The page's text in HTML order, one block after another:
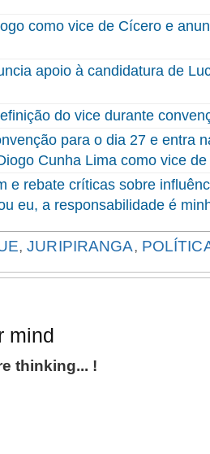
como vice de Cícero e
apoio à candidatura de
do vice durante
para o dia 27 e entra
Cunha Lima como vice
e rebate críticas sobre
eu, a responsabilidade é
,JURIPIRANGA,
mind
thinking... !